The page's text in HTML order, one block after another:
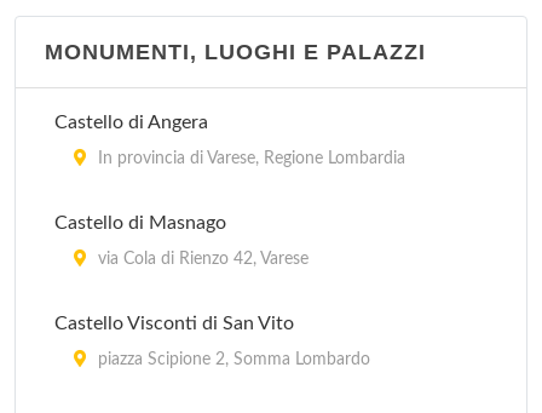
MONUMENTI, LUOGHI E PALAZZI
Castello di Angera
In provincia di Varese, Regione Lombardia
Castello di Masnago
via Cola di Rienzo 42, Varese
Castello Visconti di San Vito
piazza Scipione 2, Somma Lombardo